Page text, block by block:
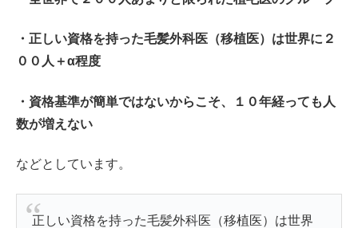
・正しい資格を持った毛髪外科医（移植医）は世界に２
００人＋α程度
・資格基準が簡単ではないからこそ、１０年経っても人
数が増えない
などとしています。
正しい資格を持った毛髪外科医（移植医）は世界